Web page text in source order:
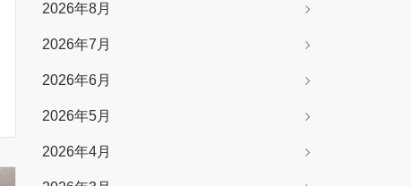
2026年8月
2026年7月
2026年6月
2026年5月
2026年4月